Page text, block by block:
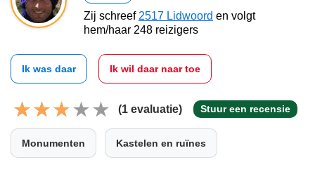
Zij schreef 2517 Lidwoord en volgt
hem/haar 248 reizigers
Ik was daar Ik wil daar naar toe
(1 evaluatie) Stuur een recensie
Monumenten Kastelen en ruïnes